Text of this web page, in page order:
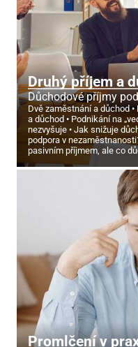
Druhý příjem a
Důchodové příjmy
Dvě zaměstnání a důchod
a důchod
Podnikání na
nezvyšuje
Jak snižuje
podpora v
pasivním příjmem, ale co
Promlčení v